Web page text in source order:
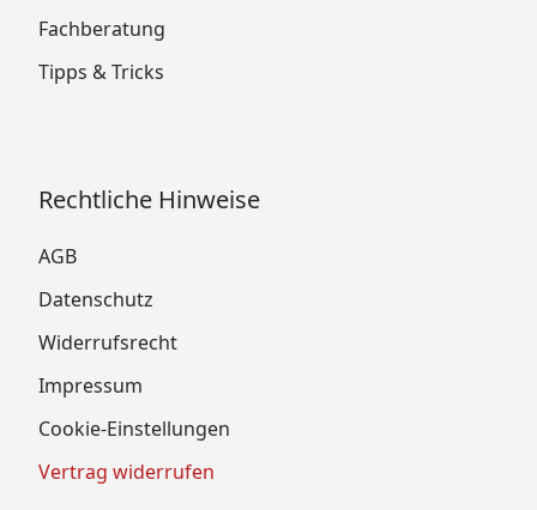
Fachberatung
Tipps & Tricks
Rechtliche Hinweise
AGB
Datenschutz
Widerrufsrecht
Impressum
Cookie-Einstellungen
Vertrag widerrufen